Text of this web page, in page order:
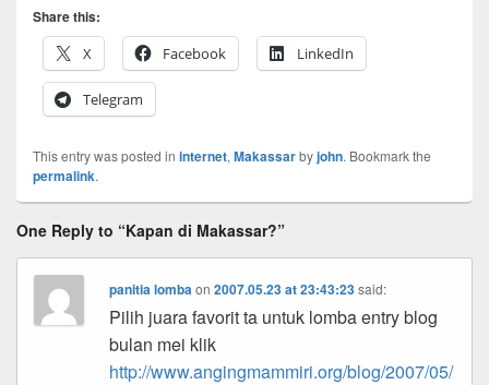
Share this:
X
Facebook LinkedIn
Telegram
This entry was posted in internet, Makassarbyjohn. Bookmark the
permalink.
One Reply to “Kapan di Makassar?”
panitia lombaon2007.05.23 at 23:43:23 said:
Pilih juara favorit ta untuk lomba entry blog
bulan mei klik
http://www.angingmammiri.org/blog/2007/05/